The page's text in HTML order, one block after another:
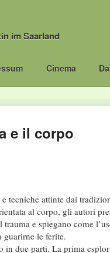
im Saarland
Cinema
e il corpo
tecniche attinte dai
al corpo, gli autori
trauma e spiegano come
guarirne le ferite.
due parti. La prima